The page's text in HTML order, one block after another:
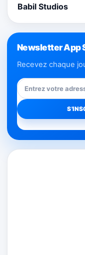
Babil Studios
Newsletter App
Recevez chaque